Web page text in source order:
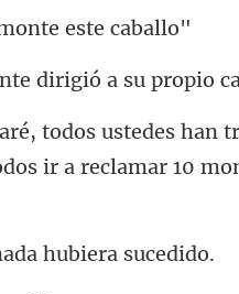
nte dirigió a su propio